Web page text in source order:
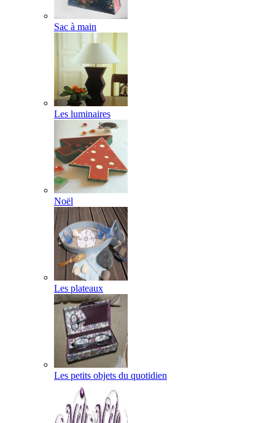
Sac à main
Les luminaires
Noël
Les plateaux
Les petits objets du quotidien